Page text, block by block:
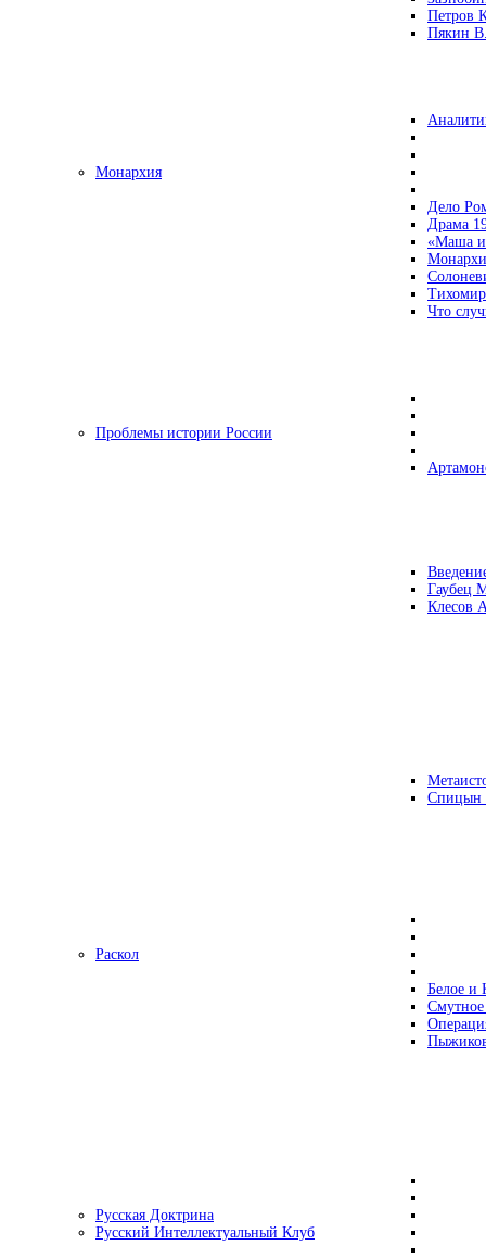
Петров
Пякин
Монархия
Дело
Драма
«Маша и
Что
Проблемы истории России
Гаубец
Клесов
Раскол
Белое и
Русская Доктрина
Русский Интеллектуальный Клуб